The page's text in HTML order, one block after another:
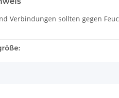
Verbindungen sollten gegen